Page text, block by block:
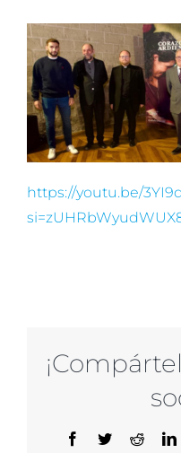
https://youtu.be/
Facebook
TwitterReddit